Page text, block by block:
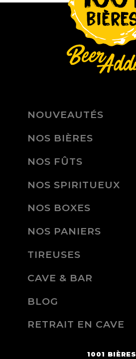
NOUVEAUTÉS
NOS BIÈRES
NOS FÛTS
NOS SPIRITUEUX
NOS BOXES
NOS PANIERS
TIREUSES
CAVE & BAR
BLOG
RETRAIT EN CAVE
1001 BIÈRES